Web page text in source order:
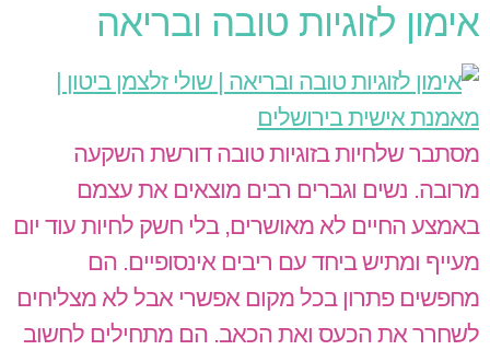
אימון לזוגיות טובה ובריאה
מסתבר שלחיות בזוגיות טובה דורשת השקעה
מרובה. נשים וגברים רבים מוצאים את עצמם
באמצע החיים לא מאושרים, בלי חשק לחיות עוד יום
מעייף ומתיש ביחד עם ריבים אינסופיים. הם
מחפשים פתרון בכל מקום אפשרי אבל לא מצליחים
לשחרר את הכעס ואת הכאב. הם מתחילים לחשוב